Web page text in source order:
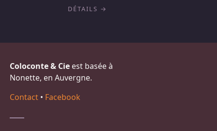
DÉTAILS
Coloconte & Cie est basée à
Nonette, en Auvergne.
Contact • Facebook